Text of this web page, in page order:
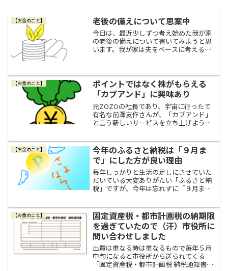
【お金のこと】 老後の備えについて思案中
今日は、最近少しずつ考え始めた我が家
の老後の備えについて書いてみようと思
います。我が家は夫をベースに考える私
らくこの先もこのライフスタイルは夫も
私も変えないだろうと思わ...
【お金のこと】
ポイントではなく株がもらえる
「カブアンド」に興味あり
元ZOZOの社長であり、宇宙に行ったで
有名な前澤友作さんが、「カブアンド」
と言う新しいサービスを立ち上げようと
「カブアンド」とは、日本初「株がもら
える新サービス」のこと...
【お金のこと】
今年のふるさと納税は「９月ま
で」にした方が良い理由
毎年しっかりと生活の足しにさせていた
だいている大変ありがたい「ふるさと納
税」ですが、今年は忘れずに「９月ま
良い理由なぜ今年のふるさと納税は９月
までにした方が良いのか。先...
【お金のこと】
固定資産税・都市計画税の納期限
を過ぎていたので（汗）市役所に
問い合わせしました
出費は重なる時は重なるもので毎年５月
中旬になると市役所から送られてくる
「固定資産税・都市計画税 納税通知書」